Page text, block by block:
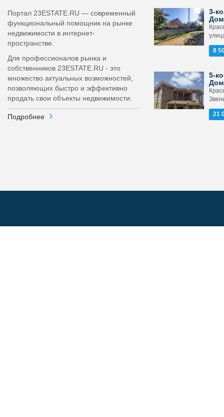
Портал 23ESTATE.RU — современный
функциональный помощник на рынке
недвижимости в интернет-
пространстве.
Для профессионалов рынка и
собственников 23ESTATE.RU - это
множество актуальных возможностей,
позволяющих быстро и эффективно
продать свои объекты недвижимости.
Подробнее
3-
8
5-
21